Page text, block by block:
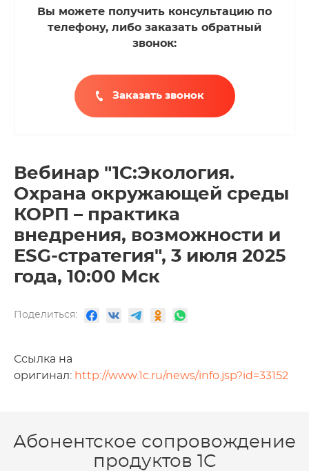
Вы можете получить консультацию по
телефону, либо заказать обратный
звонок:
Заказать звонок
Вебинар "1С:Экология.
Охрана окружающей среды
КОРП – практика
внедрения, возможности и
ESG-стратегия", 3 июля 2025
года, 10:00 Мск
Поделиться:
Ссылка на
оригинал: http://www.1c.ru/news/info.jsp?id=33152
Абонентское сопровождение
продуктов 1C